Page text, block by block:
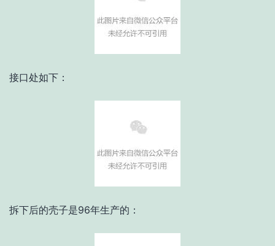
接口处如下：
拆下后的壳子是96年生产的：